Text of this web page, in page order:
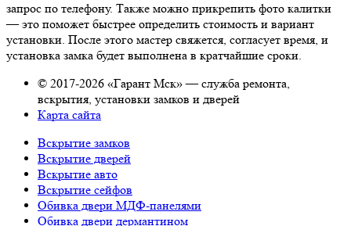
запрос по телефону. Также можно прикрепить фото калитки
— это поможет быстрее определить стоимость и вариант
установки. После этого мастер свяжется, согласует время, и
установка замка будет выполнена в кратчайшие сроки.
© 2017-2026 «Гарант Мск» — служба ремонта,
вскрытия, установки замков и дверей
Карта сайта
Вскрытие замков
Вскрытие дверей
Вскрытие авто
Вскрытие сейфов
Обивка двери МДФ-панелями
Обивка двери дермантином